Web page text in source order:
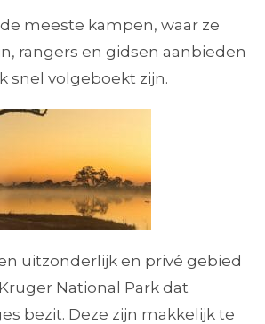
meeste kampen, waar ze
rangers en gidsen aanbieden
snel volgeboekt zijn.
uitzonderlijk en privé gebied
National Park dat
bezit. Deze zijn makkelijk te